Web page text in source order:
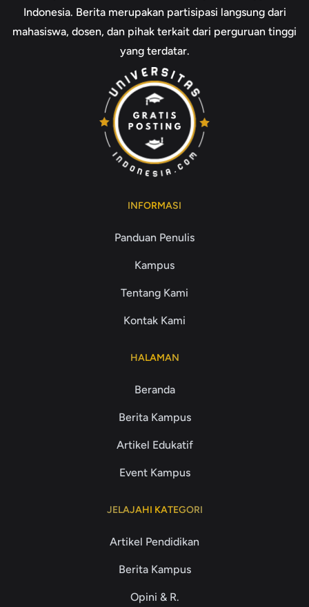
Indonesia. Berita merupakan partisipasi langsung dari
mahasiswa, dosen, dan pihak terkait dari perguruan tinggi
yang terdatar.
INFORMASI
Panduan Penulis
Kampus
Tentang Kami
Kontak Kami
HALAMAN
Beranda
Berita Kampus
Artikel Edukatif
Event Kampus
JELAJAHI KATEGORI
Artikel Pendidikan
Berita Kampus
Opini & R.